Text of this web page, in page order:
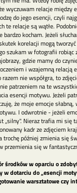
wyczuwam relacje między
do jego esencji, czyli
te relacje są wątłe.
bardzo kocham. Jeżeli
korelacji mogą
szukam w fotografii robiąc
gdzie mamy do
i wzajemną relacją
nie współgra, to
patrzeniem na te
esencji motywu. Jeżeli
że moje emocje słabną,
I odwrotnie - jeżeli
„silny". Nieraz trafia mi się
kadr ze zdjęciem
trochę później zmienia się
przemienia się w
środków w oparciu o
w dotarciu do „esencji
warsztatowe czy